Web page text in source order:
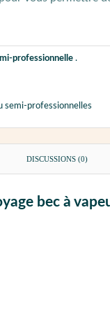
professionnelle .
semi-professionnelles
DISCUSSIONS (0)
bec à